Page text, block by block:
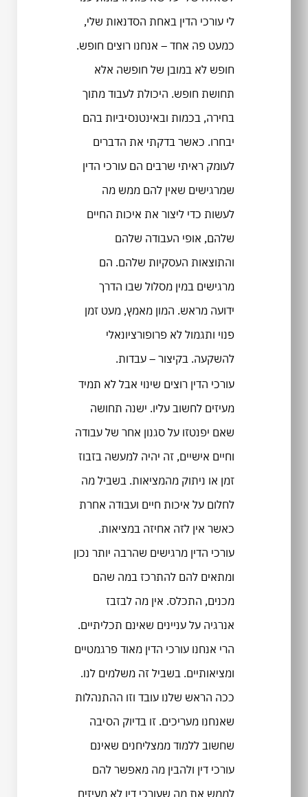
לי עורכי הדין באחת הסדנאות שלי,
כמעט פה אחד – אנחנו רוצים חופש.
חופש לא במובן של חופשה אלא
תחושת חופש. היכולת לעבוד מתוך
בחירה, בכמות ובאינטנסיביות בהם
יבחרו. כאשר בדקתי את הדברים
לעומק ראיתי שרבים הם עורכי הדין
שמרגישים שאין להם ממש מה
לעשות כדי ליצור את איכות החיים
שלהם, אופי העבודה שלהם
והתוצאות העסקיות שלהם. הם
מרגישים במין מסלול שבו הדרך
ידועה מראש. המון מאמץ, מעט זמן
פנוי ותגמול לא פרופורציונאלי
להשקעה. בקיצור – עבדות.
עורכי הדין רוצים שינוי אבל לא תמיד
מעיזים לחשוב עליו. ישנה תחושה
שאם יפנטזו על סגנון אחר של עבודה
וחיים אישיים, זה יהיה למעשה בזבוז
זמן או ניתוק מהמציאות. בשביל מה
לחלום על איכות חיים ועבודה אחרת
כאשר אין לזה אחיזה במציאות.
עורכי הדין מרגישים שהרבה יותר נכון
ומתאים להם להתרכז במה שהם
מכנים, התכלס. אין מה לבזבז
אנרגיה על עניינים שאינם תכליתיים.
הרי אנחנו עורכי הדין מאוד פרגמטיים
ומציאותיים. בשביל זה משלמים לנו.
ככה הראש שלנו עובד וזו ההתנהלות
שאנחנו מעריכים. זו בדיוק הסיבה
שחשוב ללמוד ממצליחנים שאינם
עורכי דין ולהבין מה מאפשר להם
לממש את מה שעורכי דין לא מעיזים